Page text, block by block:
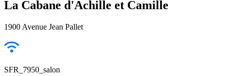
La Cabane d'Achille et Camille
1900 Avenue Jean Pallet
SFR_7950_salon